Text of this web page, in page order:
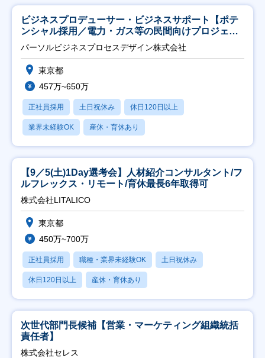
ビジネスプロデューサー・ビジネスサポート【ポテ
ンシャル採用／電力・ガス等の民間向けプロジェク
ト推進】
パーソルビジネスプロセスデザイン株式会社
東京都
457万~650万
正社員採用 土日祝休み 休日120日以上
業界未経験OK 産休・育休あり
【9／5(土)1Day選考会】人材紹介コンサルタント/フ
ルフレックス・リモート/育休最長6年取得可
株式会社LITALICO
東京都
450万~700万
正社員採用 職種・業界未経験OK 土日祝休み
休日120日以上 産休・育休あり
次世代部門長候補【営業・マーケティング組織統括
責任者】
株式会社セレス